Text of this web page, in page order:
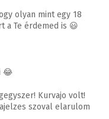
olyan mint egy 18
a Te érdemed is 😃
😂
Kurvajo volt!
szoval elarulom